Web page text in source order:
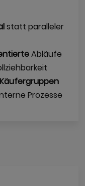
statt paralleler
Abläufe
Prozesse